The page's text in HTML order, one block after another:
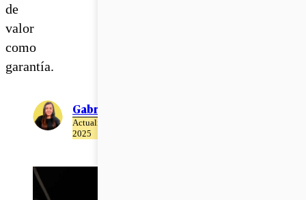
de
valor
como
garantía.
Gabriela Romo
Actualizado el 22 de Abril del
2025